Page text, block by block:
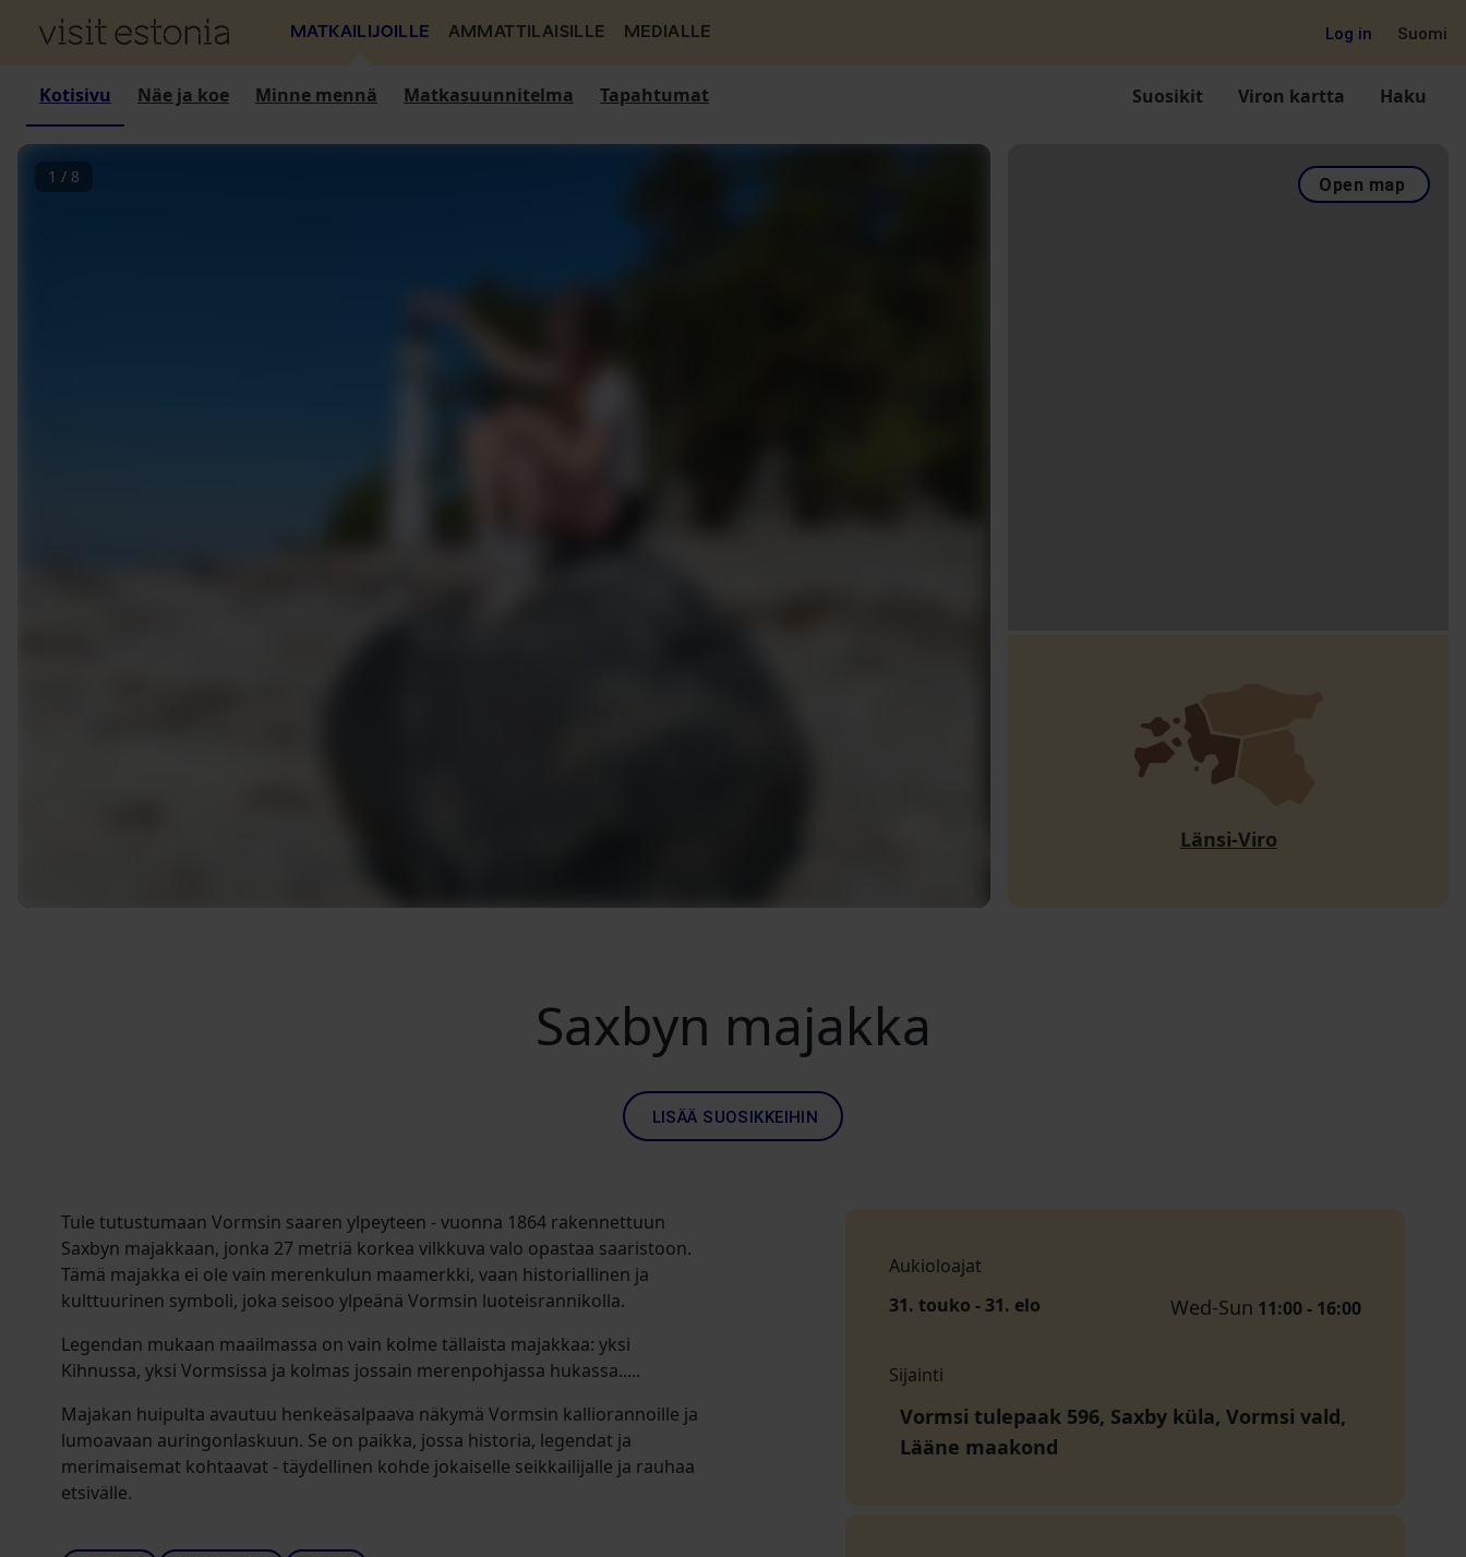
MATKAILIJOILLE AMMATTILAISILLE MEDIALLE Log in Suomi
Kotisivu Näe ja koe Minne mennä Matkasuunnitelma Tapahtumat Suosikit Viron kartta Haku
1 / 8 Open map
Länsi-Viro
Saxbyn majakka
LISÄÄ SUOSIKKEIHIN
Tule tutustumaan Vormsin saaren ylpeyteen - vuonna 1864 rakennettuun
Saxbyn majakkaan, jonka 27 metriä korkea vilkkuva valo opastaa saaristoon.
Tämä majakka ei ole vain merenkulun maamerkki, vaan historiallinen ja
kulttuurinen symboli, joka seisoo ylpeänä Vormsin luoteisrannikolla.
Legendan mukaan maailmassa on vain kolme tällaista majakkaa: yksi
Kihnussa, yksi Vormsissa ja kolmas jossain merenpohjassa hukassa.....
Majakan huipulta avautuu henkeäsalpaava näkymä Vormsin kalliorannoille ja
lumoavaan auringonlaskuun. Se on paikka, jossa historia, legendat ja
merimaisemat kohtaavat - täydellinen kohde jokaiselle seikkailijalle ja rauhaa
etsivälle.
Aukioloajat
31. touko - 31. elo
Wed-Sun 11:00 - 16:00
Sijainti
Vormsi tulepaak 596, Saxby küla, Vormsi vald,
Lääne maakond